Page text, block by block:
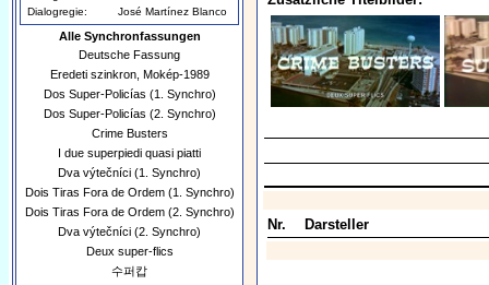
Dialogregie:
José Martínez Blanco
Alle Synchronfassungen
Deutsche Fassung
Eredeti szinkron, Mokép-1989
Dos Super-Policías (1. Synchro)
Dos Super-Policías (2. Synchro)
Crime Busters
I due superpiedi quasi piatti
Dva výtečníci (1. Synchro)
Dois Tiras Fora de Ordem (1. Synchro)
Dois Tiras Fora de Ordem (2. Synchro)
Dva výtečníci (2. Synchro)
Deux super-flics
수퍼캅
Nr. Darsteller